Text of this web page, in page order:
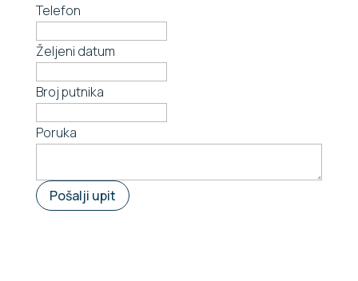
Telefon
Željeni datum
Broj putnika
Poruka
Pošalji upit